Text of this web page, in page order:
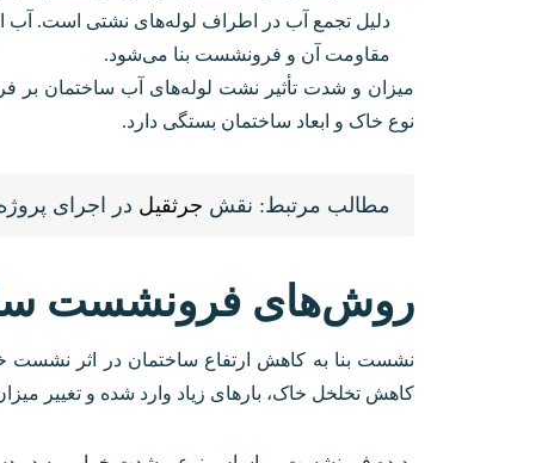
دلیل تجمع آب در اطراف لوله‌های نشتی است.
مقاومت آن و فرونشست بنا می‌شود.
میزان و شدت تأثیر نشت لوله‌های آب ساختمان
نوع خاک و ابعاد ساختمان بستگی دارد.
مطالب مرتبط: نقش جرثقیل در اجرای
روش‌های فرونشست
نشست بنا به کاهش ارتفاع ساختمان در اثر نشست
کاهش تخلخل خاک، بارهای زیاد وارد شده و تغییر